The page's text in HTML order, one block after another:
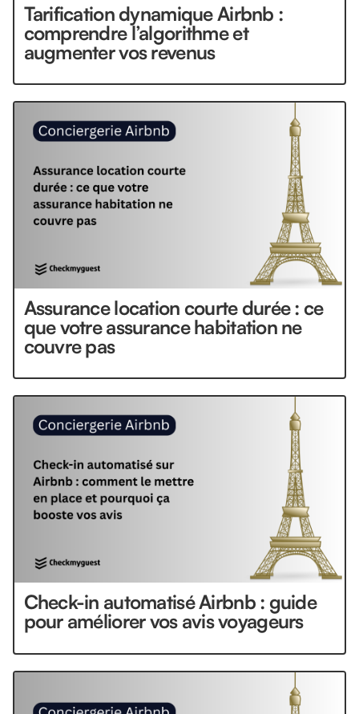
Tarification dynamique Airbnb :
comprendre l’algorithme et
augmenter vos revenus
Assurance location courte durée : ce
que votre assurance habitation ne
couvre pas
Check-in automatisé Airbnb : guide
pour améliorer vos avis voyageurs